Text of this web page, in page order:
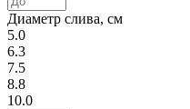
Диаметр слива, см
5.0
6.3
7.5
8.8
10.0